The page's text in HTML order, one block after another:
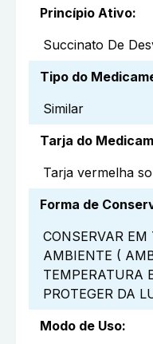
Princípio Ativo:
Succinato De
Tipo do
Similar
Tarja do
Tarja vermelha
Forma de
CONSERVAR
AMBIENTE (
TEMPERATURA
PROTEGER DA
Modo de Uso: